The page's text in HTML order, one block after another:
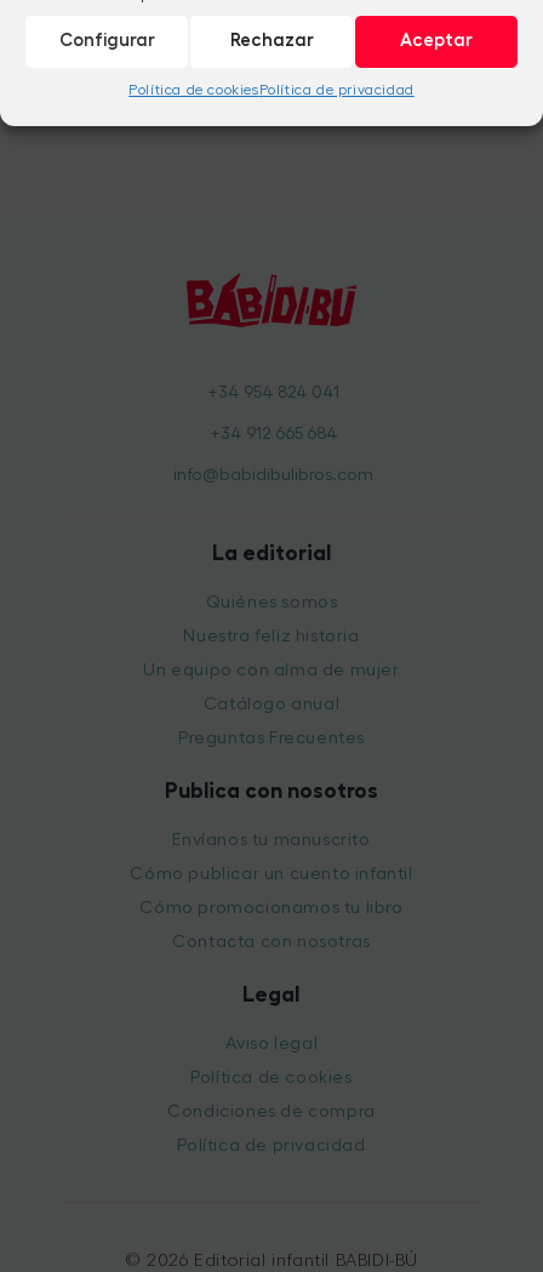
Aceptar
Rechazar
Configurar
Política de cookiesPolítica de privacidad
+34 954 824 041
+34 912 665 684
info@babidibulibros.com
La editorial
Quiénes somos
Nuestra feliz historia
Un equipo con alma de mujer
Catálogo anual
Preguntas Frecuentes
Publica con nosotros
Envíanos tu manuscrito
Cómo publicar un cuento infantil
Cómo promocionamos tu libro
Contacta con nosotras
Legal
Aviso legal
Política de cookies
Condiciones de compra
Política de privacidad
© 2026 Editorial infantil BABIDI-BÚ